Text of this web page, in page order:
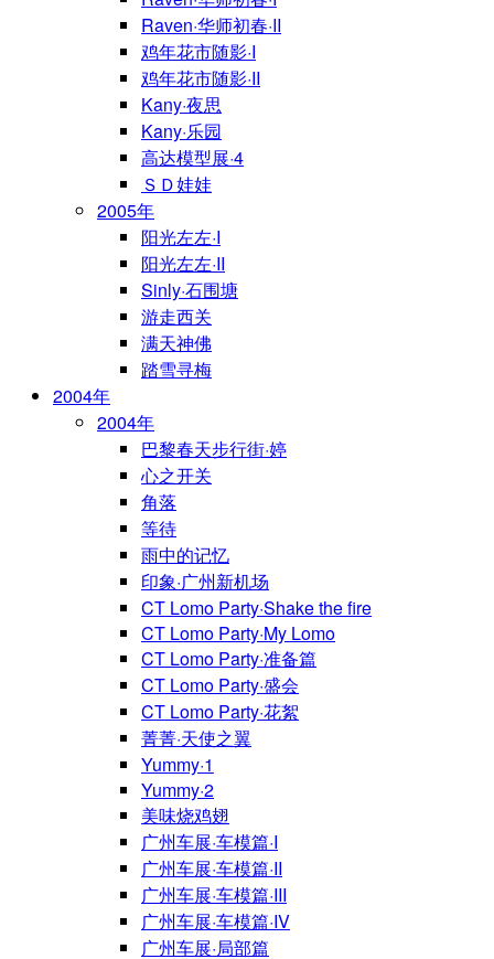
Raven·华师初春·II
鸡年花市随影·I
鸡年花市随影·II
Kany·夜思
Kany·乐园
高达模型展·4
ＳＤ娃娃
2005年
阳光左左·I
阳光左左·II
Sinly·石围塘
游走西关
满天神佛
踏雪寻梅
2004年
2004年
巴黎春天步行街·婷
心之开关
角落
等待
雨中的记忆
印象·广州新机场
CT Lomo Party·Shake the fire
CT Lomo Party·My Lomo
CT Lomo Party·准备篇
CT Lomo Party·盛会
CT Lomo Party·花絮
菁菁·天使之翼
Yummy·1
Yummy·2
美味烧鸡翅
广州车展·车模篇·I
广州车展·车模篇·II
广州车展·车模篇·III
广州车展·车模篇·IV
广州车展·局部篇